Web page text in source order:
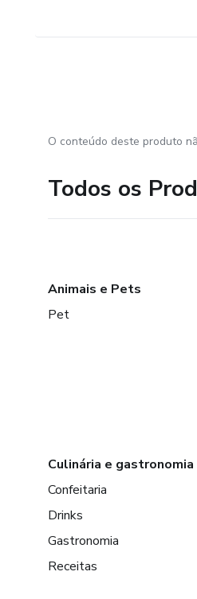
O conteúdo deste produto
Todos os
Animais e Pets
Pet
Culinária e gastronomia
Confeitaria
Drinks
Gastronomia
Receitas